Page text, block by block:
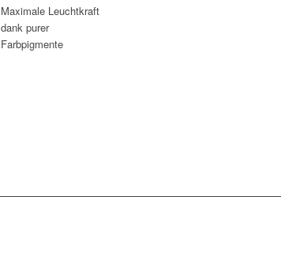
Maximale Leuchtkraft
dank purer
Farbpigmente